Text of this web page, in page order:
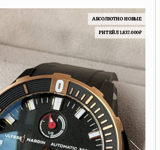
АБСОЛЮТНО НОВЫЕ
РИТЕЙЛ 1.837.000₽